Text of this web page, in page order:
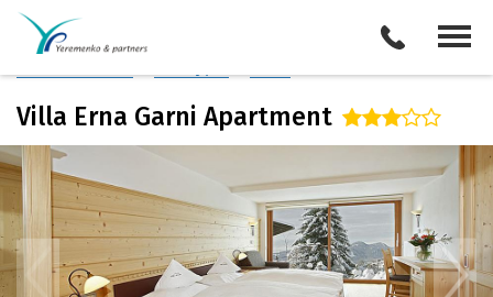
Италия
Описание отеля
Villa Erna Garni Apartment